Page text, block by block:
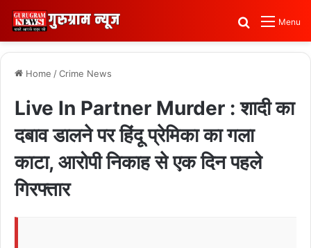
Menu
Search for
Home /Crime News
Live In Partner Murder : शादी का
दबाव डालने पर हिंदू प्रेमिका का गला
काटा, आरोपी निकाह से एक दिन पहले
गिरफ्तार